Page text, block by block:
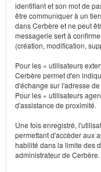
identifiant et son mot de
être communiquer à un
dans Cerbère et ne peut
messagerie sert à
(création, modification,
Pour les « utilisateurs
Cerbère permet d'en
d'échange sur l'adresse
Pour les « utilisateurs
d'assistance de proximité.
Une fois enregistré,
permettant d'accèder aux
habilité dans la limite des
administrateur de Cerbère.